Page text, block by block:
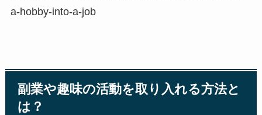
a-hobby-into-a-job
副業や趣味の活動を取り入れる方法と
は？